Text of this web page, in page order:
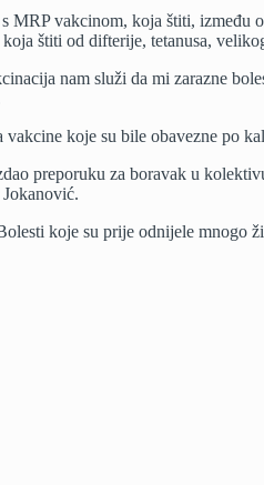
MRP vakcinom, koja štiti,
štiti od difterije, tetanusa,
nam služi da mi zarazne
koje su bile obavezne po
preporuku za boravak u
koje su prije odnijele mnogo